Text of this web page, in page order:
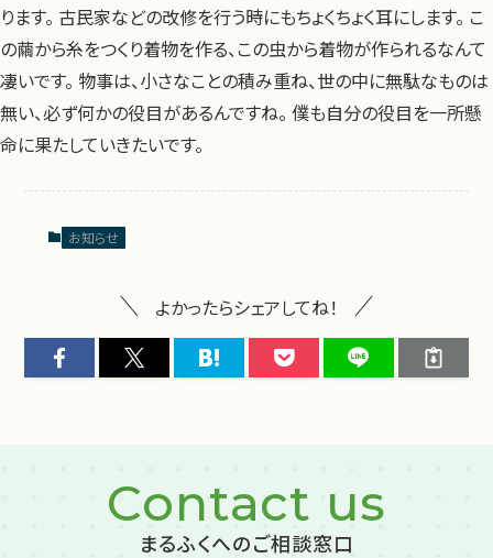
ります。 古民家などの改修を行う時にもちょくちょく耳にします。 こ
の繭から糸をつくり着物を作る、この虫から着物が作られるなんて
凄いです。 物事は、小さなことの積み重ね、世の中に無駄なものは
無い、必ず何かの役目があるんですね。 僕も自分の役目を一所懸
命に果たしていきたいです。
お知らせ
よかったらシェアしてね！
Contact us
まるふくへのご相談窓口